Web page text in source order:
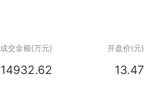
成交金额(万元) 开盘价(元)
14932.62 13.47